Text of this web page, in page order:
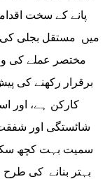
پانے کے سخت
میں مستقل بجلی
مختصر عملے کی
برقرار رکھنے کی
کارکن ہے، اور
شائستگی اور
سمیت بہت کچھ
بہتر بنانے کی